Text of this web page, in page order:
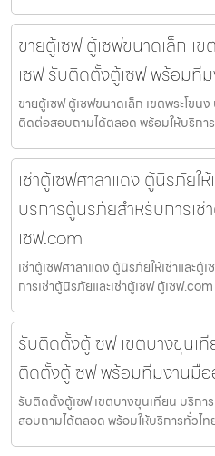
ขายตู้เซฟ ตู้เซฟขนาดเล็ก เ
เซฟ รับติดตั้งตู้เซฟ พร้อมที
ขายตู้เซฟ ตู้เซฟขนาดเล็ก เขตพระโข
ติดต่อสอบถามได้ตลอด พร้อมให้บริกา
เช่าตู้เซฟศาลาแดง ตู้นิรภัยให้
บริการตู้นิรภัยสำหรับการเช่
เซฟ.com
เช่าตู้เซฟศาลาแดง ตู้นิรภัยให้เช่าและตู้
การเช่าตู้นิรภัยและเช่าตู้เซฟ ตู้เซฟ
รับติดตั้งตู้เซฟ เขตบางขุนเ
ติดตั้งตู้เซฟ พร้อมทีมงานมือ
รับติดตั้งตู้เซฟ เขตบางขุนเทียน บริก
สอบถามได้ตลอด พร้อมให้บริการทั่วไ